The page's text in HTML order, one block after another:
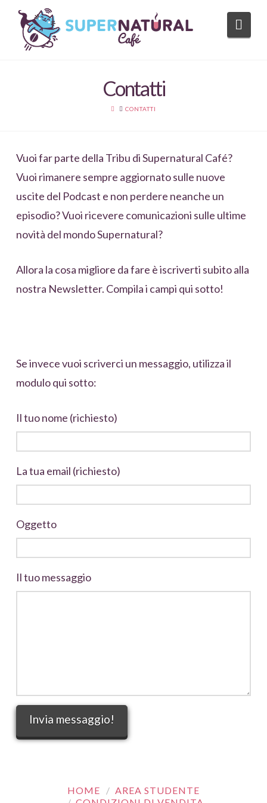
Contatti
HOME
CONTATTI
Vuoi far parte della Tribu di Supernatural Café?
Vuoi rimanere sempre aggiornato sulle nuove
uscite del Podcast e non perdere neanche un
episodio? Vuoi ricevere comunicazioni sulle ultime
novità del mondo Supernatural?
Allora la cosa migliore da fare è iscriverti subito alla
nostra Newsletter. Compila i campi qui sotto!
Se invece vuoi scriverci un messaggio, utilizza il
modulo qui sotto:
Il tuo nome (richiesto)
La tua email (richiesto)
Oggetto
Il tuo messaggio
HOME
AREA STUDENTE